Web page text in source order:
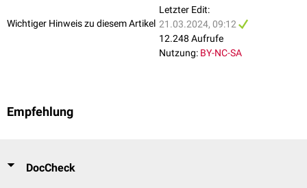
Wichtiger Hinweis zu diesem Artikel
Letzter Edit:
21.03.2024, 09:12
12.248 Aufrufe
Nutzung: BY-NC-SA
Empfehlung
DocCheck